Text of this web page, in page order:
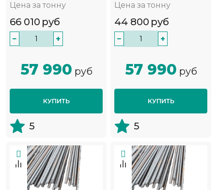
Цена за тонну
66 010 руб
− +
57 990 руб
КУПИТЬ
5
Цена за тонну
44 800 руб
− +
57 990 руб
КУПИТЬ
5